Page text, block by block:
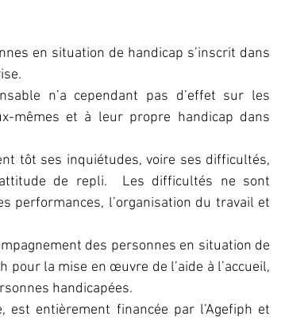
en situation de handicap s’inscrit dans
n’a cependant pas d’effet sur les
mêmes et à leur propre handicap dans
tôt ses inquiétudes, voire ses difficultés,
de repli.  Les difficultés ne sont
performances, l’organisation du travail et
des personnes en situation de
pour la mise en œuvre de l’aide à l’accueil,
handicapées.
est entièrement financée par l’Agefiph et